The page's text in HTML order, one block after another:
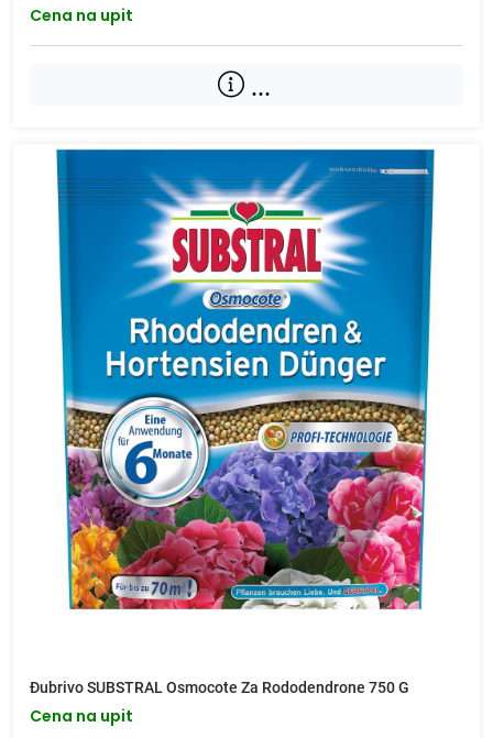
Cena na upit
...
Đubrivo SUBSTRAL Osmocote Za Rododendrone 750 G
Cena na upit